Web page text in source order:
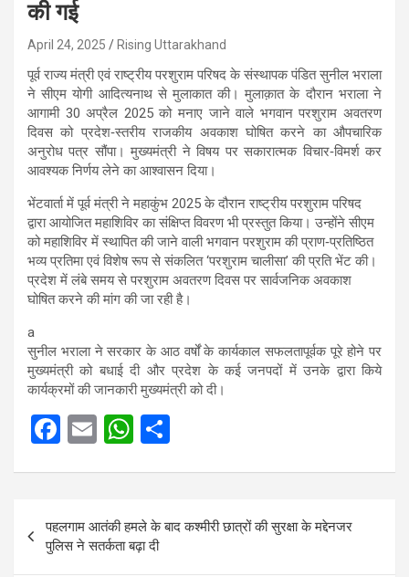
की गई
April 24, 2025 Rising Uttarakhand
पूर्व राज्य मंत्री एवं राष्ट्रीय परशुराम परिषद के संस्थापक पंडित सुनील भराला
ने सीएम योगी आदित्यनाथ से मुलाकात की। मुलाक़ात के दौरान भराला ने
आगामी 30 अप्रैल 2025 को मनाए जाने वाले भगवान परशुराम अवतरण
दिवस को प्रदेश‑स्तरीय राजकीय अवकाश घोषित करने का औपचारिक
अनुरोध पत्र सौंपा। मुख्यमंत्री ने विषय पर सकारात्मक विचार‑विमर्श कर
आवश्यक निर्णय लेने का आश्वासन दिया।
भेंटवार्ता में पूर्व मंत्री ने महाकुंभ 2025 के दौरान राष्ट्रीय परशुराम परिषद
द्वारा आयोजित महाशिविर का संक्षिप्त विवरण भी प्रस्तुत किया। उन्होंने सीएम
को महाशिविर में स्थापित की जाने वाली भगवान परशुराम की प्राण‑प्रतिष्ठित
भव्य प्रतिमा एवं विशेष रूप से संकलित ‘परशुराम चालीसा’ की प्रति भेंट की।
प्रदेश में लंबे समय से परशुराम अवतरण दिवस पर सार्वजनिक अवकाश
घोषित करने की मांग की जा रही है।
a
सुनील भराला ने सरकार के आठ वर्षों के कार्यकाल सफलतापूर्वक पूरे होने पर
मुख्यमंत्री को बधाई दी और प्रदेश के कई जनपदों में उनके द्वारा किये
कार्यक्रमों की जानकारी मुख्यमंत्री को दी।
F
b
o
E
W
s
A
e
navigation
पहलगाम आतंकी हमले के बाद कश्मीरी छात्रों की सुरक्षा के मद्देनजर
पुलिस ने सतर्कता बढ़ा दी